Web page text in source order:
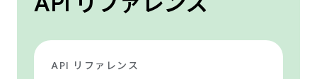
API リファレンス